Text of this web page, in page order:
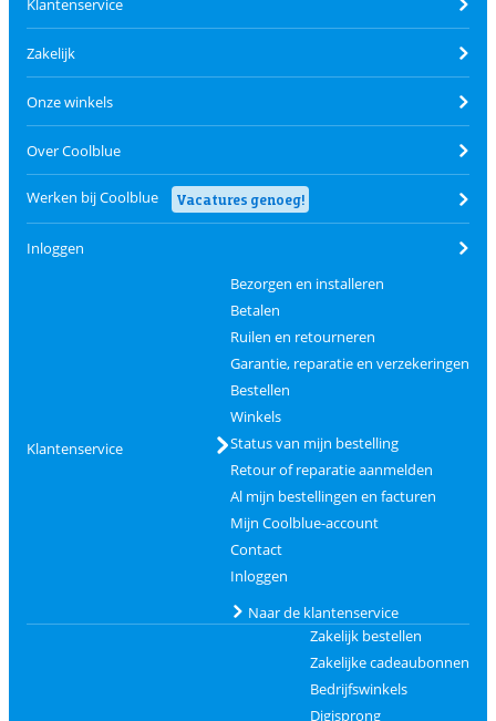
Zakelijk
Onze winkels
Over Coolblue
Werken bij Coolblue Vacatures genoeg!
Inloggen
Klantenservice
Bezorgen en installeren
Betalen
Ruilen en retourneren
Garantie, reparatie en verzekeringen
Bestellen
Winkels
Status van mijn bestelling
Retour of reparatie aanmelden
Al mijn bestellingen en facturen
Mijn Coolblue-account
Contact
Inloggen
Naar de klantenservice
Zakelijk bestellen
Zakelijke cadeaubonnen
Bedrijfswinkels
Digisprong